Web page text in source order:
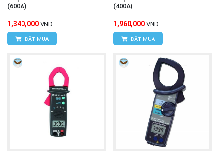
(600A)
1,340,000 VND
ĐẶT MUA
(400A)
1,960,000 VND
ĐẶT MUA